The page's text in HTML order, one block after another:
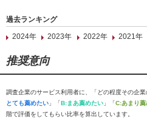
過去ランキング
2024年
2023年 2022年 2021年
推奨意向
調査企業のサービス利用者に、「どの程度その企
とても薦めたい 」「B:まあ薦めたい 」「C:あまり
階で評価をしてもらい比率を算出しています。